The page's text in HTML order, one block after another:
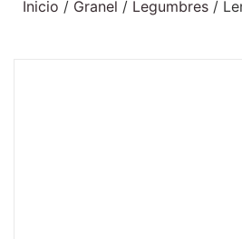
Inicio / Granel / Legumbres /